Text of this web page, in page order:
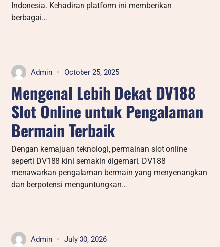
Indonesia. Kehadiran platform ini memberikan
berbagai…
Admin October 25, 2025
Mengenal Lebih Dekat DV188
Slot Online untuk Pengalaman
Bermain Terbaik
Dengan kemajuan teknologi, permainan slot online
seperti DV188 kini semakin digemari. DV188
menawarkan pengalaman bermain yang menyenangkan
dan berpotensi menguntungkan…
Admin July 30, 2026